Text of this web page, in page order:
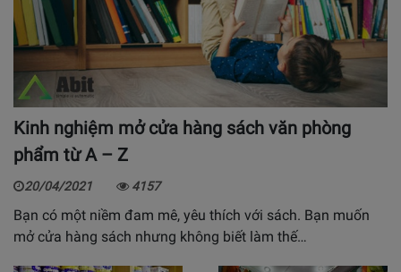
Kinh nghiệm mở cửa hàng sách văn phòng
phẩm từ A – Z
20/04/2021 4157
Bạn có một niềm đam mê, yêu thích với sách. Bạn muốn
mở cửa hàng sách nhưng không biết làm thế…